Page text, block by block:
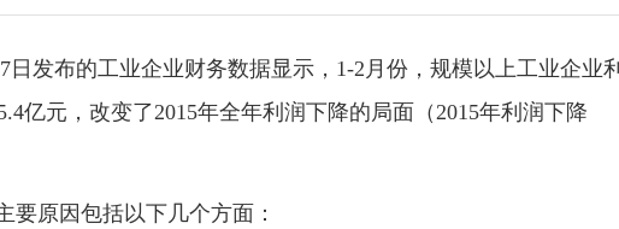
发布的工业企业财务数据显示，1-2月份，规模以上工业企业
亿元，改变了2015年全年利润下降的局面（2015年利润下降
原因包括以下几个方面：